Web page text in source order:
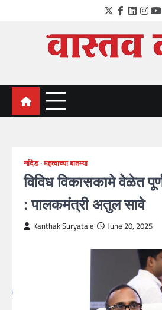
Twitter
Facebook
LinkedIn
a leading NEWS portal of
नांदेड महत्वाच्या बातम्या
विविध विकासकामे वेळेत
: पालकमंत्री अतुल सावे
Kanthak Suryatale June 20, 2025